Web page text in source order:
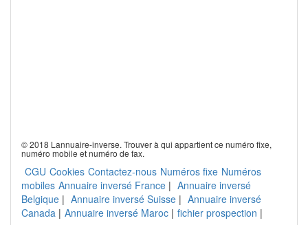
© 2018 Lannuaire-inverse. Trouver à qui appartient ce numéro fixe,
numéro mobile et numéro de fax.
CGU Cookies Contactez-nous Numéros fixe Numéros
mobiles Annuaire inversé France | Annuaire inversé
Belgique | Annuaire inversé Suisse | Annuaire inversé
Canada | Annuaire inversé Maroc | fichier prospection |